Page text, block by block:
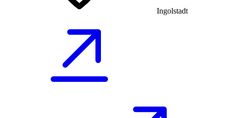
Ingolstadt